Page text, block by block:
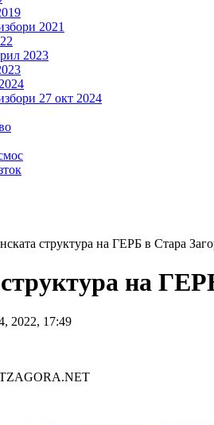
2021
2023
27 окт 2024
структура на ГЕРБ в Стара
на
2022, 17:49